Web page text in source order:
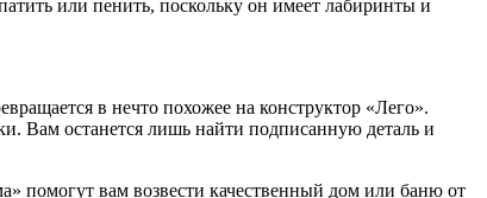
или пенить, поскольку он имеет лабиринты и
в нечто похожее на конструктор «Лего».
Вам останется лишь найти подписанную деталь и
помогут вам возвести качественный дом или баню от